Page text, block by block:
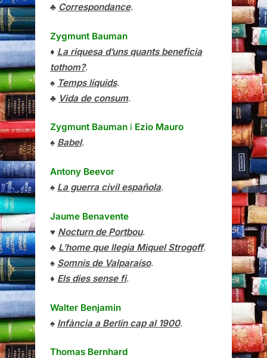
♣ Correspondance.
Zygmunt Bauman
♦ La riquesa d’uns quants beneficia
tothom?.
♠ Temps líquids.
♣ Vida de consum.
Zygmunt Bauman i Ezio Mauro
♠ Babel.
Antony Beevor
♠ La guerra civil española.
Jaume Benavente
♥ Nocturn de Portbou.
♣ L’home que llegia Miquel Strogoff.
♠ Somnis de Valparaíso.
♦ Els dies sense fi.
Walter Benjamin
♠ Infància a Berlín cap al 1900.
Thomas Bernhard